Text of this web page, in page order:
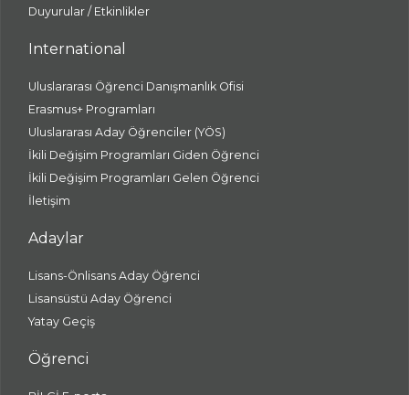
Duyurular / Etkinlikler
International
Uluslararası Öğrenci Danışmanlık Ofisi
Erasmus+ Programları
Uluslararası Aday Öğrenciler (YÖS)
İkili Değişim Programları Giden Öğrenci
İkili Değişim Programları Gelen Öğrenci
İletişim
Adaylar
Lisans-Önlisans Aday Öğrenci
Lisansüstü Aday Öğrenci
Yatay Geçiş
Öğrenci